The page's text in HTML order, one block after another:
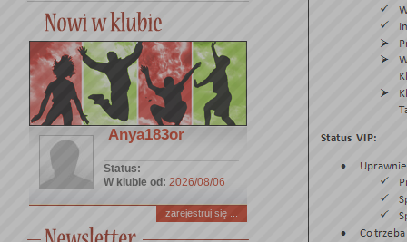
Anya183or
Status:
W klubie od: 2026/08/06
zarejestruj się ...